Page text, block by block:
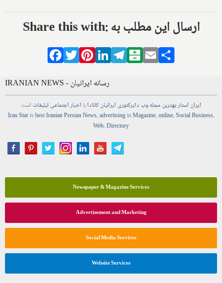
Share this with: ارسال این مطلب به
Facebook
TwitterPinterestLinkedIn
Telegram
Balatarin
Email
IRANIAN NEWS - رسانه ایرانیان
ایران استاربهترین مجلهوب دایرکتوری ایرانیان کانادابا اخباراجتماعیتبلیغات است
Iran Starisbest Iranian PersianNews,advertisinginMagazine,online,Social Business,
Web,Directory
Newspaper & Magazine Services
Advertisement and Marketing
Social Media Services
Website Services